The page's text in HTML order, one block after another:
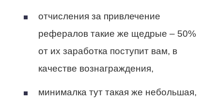
отчисления за привлечение
рефералов такие же щедрые – 50%
от их заработка поступит вам, в
качестве вознаграждения,
минималка тут такая же небольшая,